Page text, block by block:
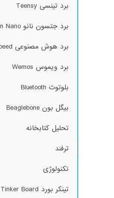
برد تینسی Teensy
برد جتسون نانو Jetson Nano
برد هوش مصنوعی Sipeed
برد ویموس Wemos
بلوتوث Bluetooth
بیگل بون Beaglebone
تحلیل کتابخانه
ترفند
تکنولوژی
تینکر بورد Tinker Board